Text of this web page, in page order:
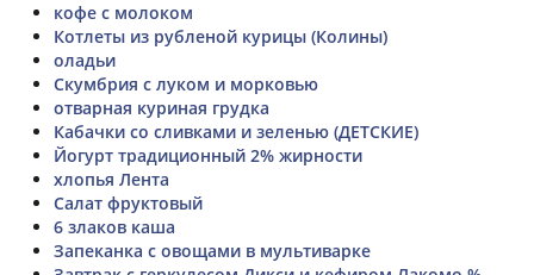
кофе с молоком
Котлеты из рубленой курицы (Колины)
оладьи
Скумбрия с луком и морковью
отварная куриная грудка
Кабачки со сливками и зеленью (ДЕТСКИЕ)
Йогурт традиционный 2% жирности
хлопья Лента
Салат фруктовый
6 злаков каша
Запеканка с овощами в мультиварке